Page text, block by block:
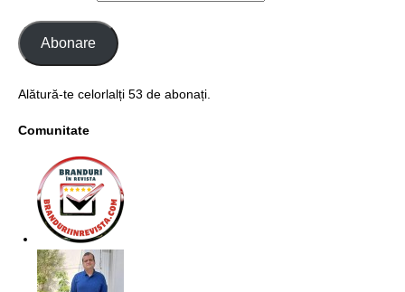
Abonare
Alătură-te celorlalți 53 de abonați.
Comunitate